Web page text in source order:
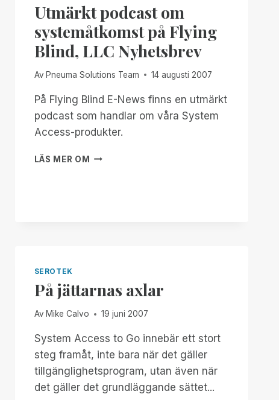
Utmärkt podcast om
systemåtkomst på Flying
Blind, LLC Nyhetsbrev
Av Pneuma Solutions Team 14 augusti 2007
På Flying Blind E-News finns en utmärkt
podcast som handlar om våra System
Access-produkter.
LÄS MER OM UTMÄRKT
SEROTEK
På jättarnas axlar
Av Mike Calvo 19 juni 2007
System Access to Go innebär ett stort
steg framåt, inte bara när det gäller
tillgänglighetsprogram, utan även när
det gäller det grundläggande sättet...